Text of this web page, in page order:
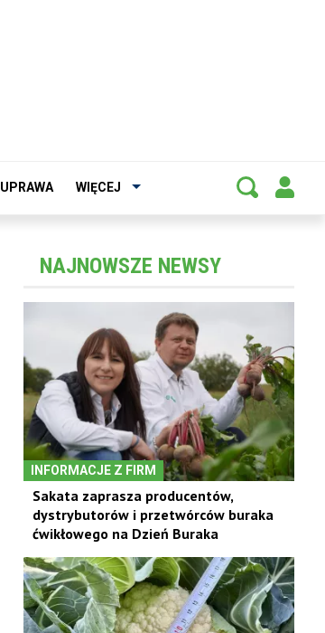
UPRAWA WIĘCEJ
NAJNOWSZE NEWSY
INFORMACJE Z FIRM
Sakata zaprasza producentów,
dystrybutorów i przetwórców buraka
ćwikłowego na Dzień Buraka